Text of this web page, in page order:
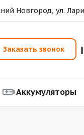
Новгород, ул.
Заказать звонок
Аккумуляторы